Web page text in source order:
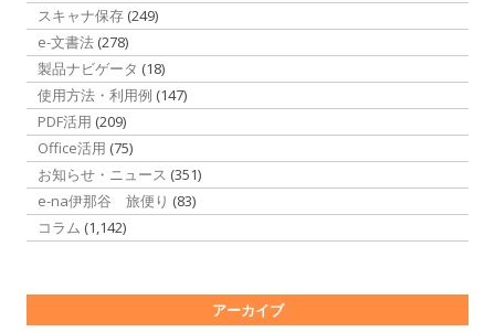
スキャナ保存 (249)
e-文書法 (278)
製品ナビゲータ (18)
使用方法・利用例 (147)
PDF活用 (209)
Office活用 (75)
お知らせ・ニュース (351)
e-na伊那谷 旅便り (83)
コラム (1,142)
アーカイブ